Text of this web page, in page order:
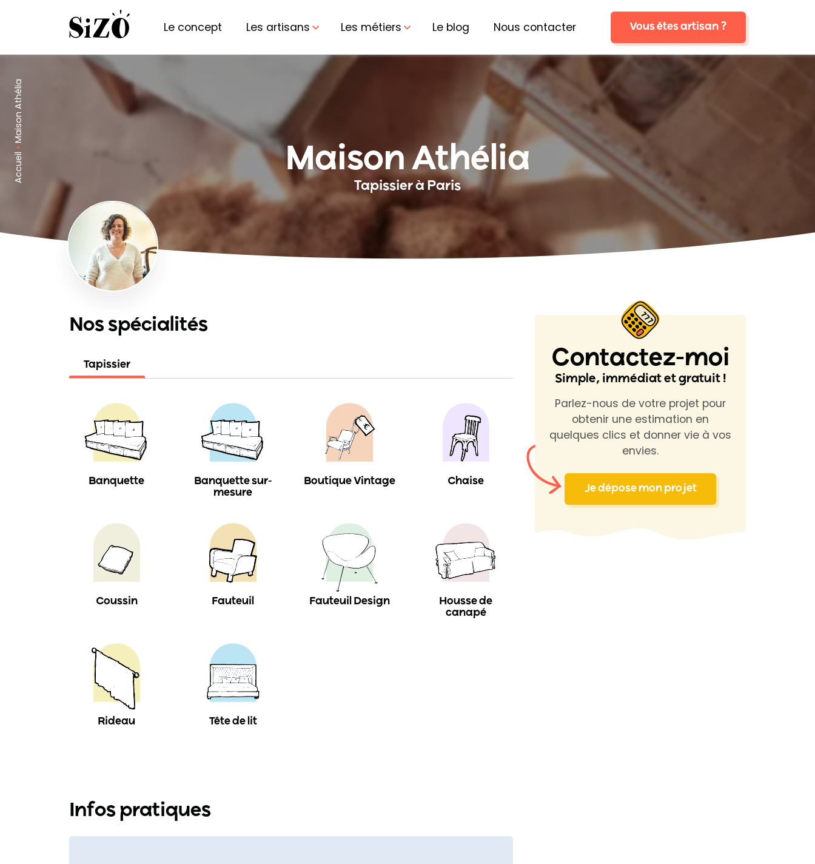
Le concept Les artisans Les métiers Le blog Nous contacter Vous êtes artisan ?
Accueil
•
Maison Athélia
Maison Athélia
Tapissier à Paris
Nos spécialités
Tapissier
Banquette
Banquette sur-
mesure
Boutique Vintage Chaise
Coussin Fauteuil Fauteuil Design
Housse de
canapé
Rideau Tête de lit
Infos pratiques
Contactez-moi
Simple, immédiat et gratuit !
Parlez-nous de votre projet pour
obtenir une estimation en
quelques clics et donner vie à vos
envies.
Je dépose mon projet